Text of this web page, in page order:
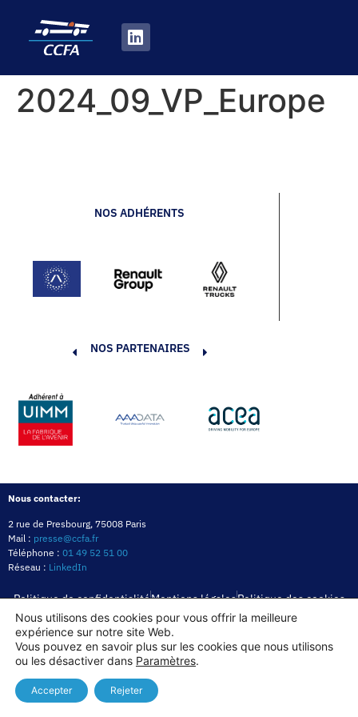
2024_09_VP_Europe
NOS ADHÉRENTS
NOS PARTENAIRES
Nous contacter:
2 rue de Presbourg, 75008 Paris
Mail : presse@ccfa.fr
Téléphone : 01 49 52 51 00
Réseau : LinkedIn
Politique de confidentialitéMentions légalesPolitique des cookies
Copyright© 2026
Nous utilisons des cookies pour vous offrir la meilleure
expérience sur notre site Web.
Vous pouvez en savoir plus sur les cookies que nous utilisons
ou les désactiver dans Paramètres.
Accepter Rejeter